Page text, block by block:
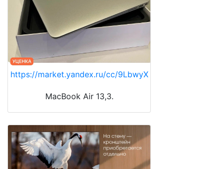
https://market.yandex.ru/cc/9LbwyX
МасBook Air 13,3.